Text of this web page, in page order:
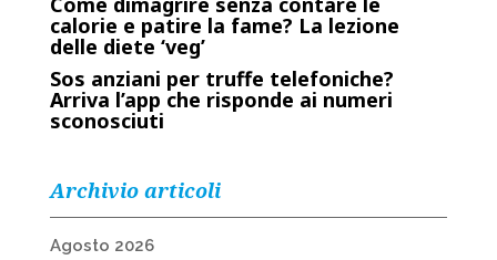
calorie e patire la fame? La lezione
delle diete ‘veg’
Sos anziani per truffe telefoniche?
Arriva l’app che risponde ai numeri
sconosciuti
Archivio articoli
Agosto 2026